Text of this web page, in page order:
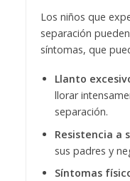
Los niños que
separación
síntomas, que
Llanto
llorar
separación.
Resistencia a
sus padres y
Síntomas